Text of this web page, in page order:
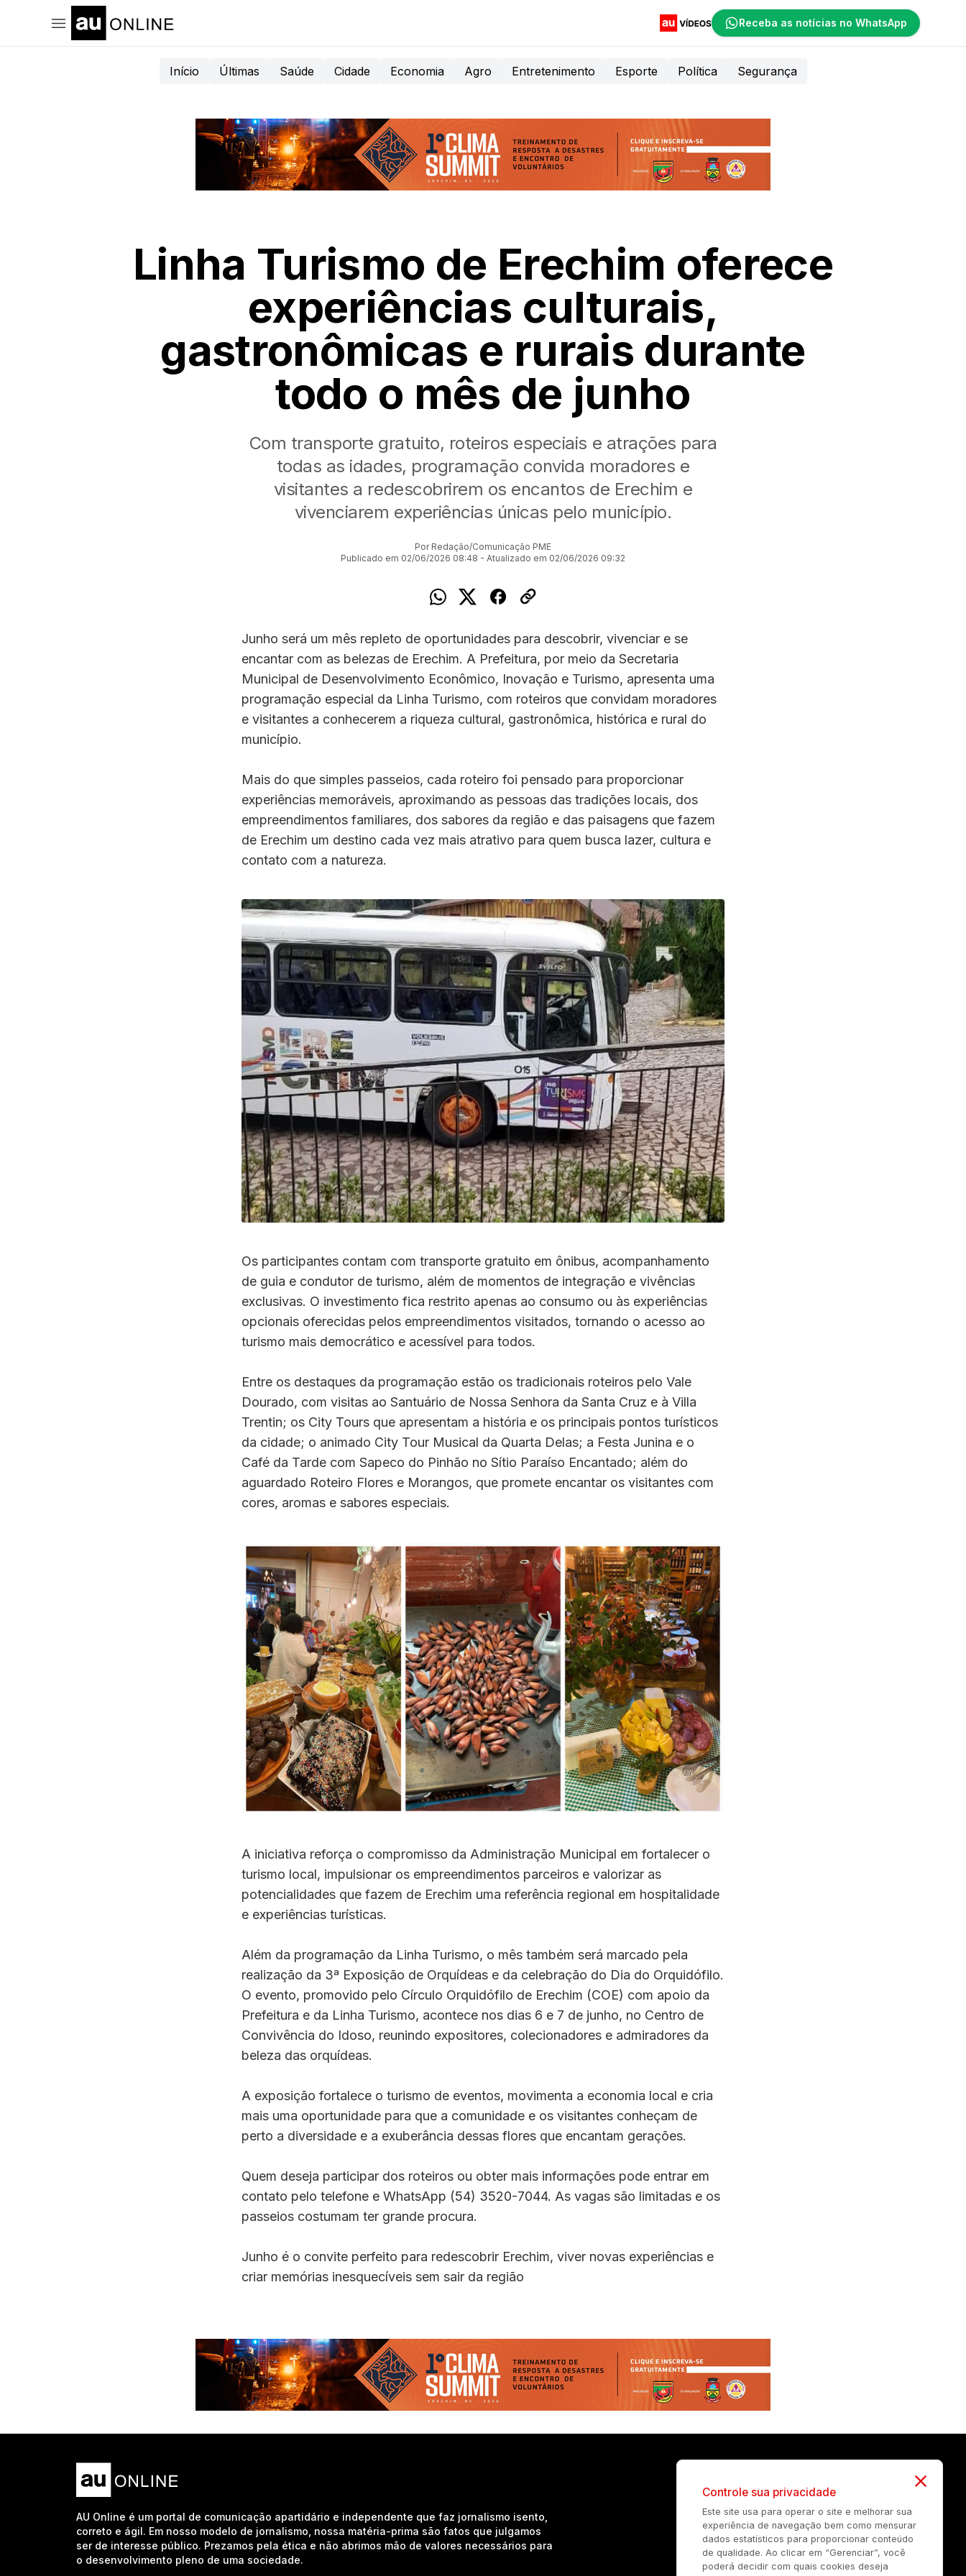
Receba as notícias no WhatsApp
Início Últimas Saúde Cidade Economia Agro Entretenimento Esporte Política Segurança
Linha Turismo de Erechim oferece
experiências culturais,
gastronômicas e rurais durante
todo o mês de junho
Com transporte gratuito, roteiros especiais e atrações para
todas as idades, programação convida moradores e
visitantes a redescobrirem os encantos de Erechim e
vivenciarem experiências únicas pelo município.
Por Redação/Comunicação PME
Publicado em 02/06/2026 08:48 - Atualizado em 02/06/2026 09:32
Junho será um mês repleto de oportunidades para descobrir, vivenciar e se
encantar com as belezas de Erechim. A Prefeitura, por meio da Secretaria
Municipal de Desenvolvimento Econômico, Inovação e Turismo, apresenta uma
programação especial da Linha Turismo, com roteiros que convidam moradores
e visitantes a conhecerem a riqueza cultural, gastronômica, histórica e rural do
município.
Mais do que simples passeios, cada roteiro foi pensado para proporcionar
experiências memoráveis, aproximando as pessoas das tradições locais, dos
empreendimentos familiares, dos sabores da região e das paisagens que fazem
de Erechim um destino cada vez mais atrativo para quem busca lazer, cultura e
contato com a natureza.
Os participantes contam com transporte gratuito em ônibus, acompanhamento
de guia e condutor de turismo, além de momentos de integração e vivências
exclusivas. O investimento fica restrito apenas ao consumo ou às experiências
opcionais oferecidas pelos empreendimentos visitados, tornando o acesso ao
turismo mais democrático e acessível para todos.
Entre os destaques da programação estão os tradicionais roteiros pelo Vale
Dourado, com visitas ao Santuário de Nossa Senhora da Santa Cruz e à Villa
Trentin; os City Tours que apresentam a história e os principais pontos turísticos
da cidade; o animado City Tour Musical da Quarta Delas; a Festa Junina e o
Café da Tarde com Sapeco do Pinhão no Sítio Paraíso Encantado; além do
aguardado Roteiro Flores e Morangos, que promete encantar os visitantes com
cores, aromas e sabores especiais.
A iniciativa reforça o compromisso da Administração Municipal em fortalecer o
turismo local, impulsionar os empreendimentos parceiros e valorizar as
potencialidades que fazem de Erechim uma referência regional em hospitalidade
e experiências turísticas.
Além da programação da Linha Turismo, o mês também será marcado pela
realização da 3ª Exposição de Orquídeas e da celebração do Dia do Orquidófilo.
O evento, promovido pelo Círculo Orquidófilo de Erechim (COE) com apoio da
Prefeitura e da Linha Turismo, acontece nos dias 6 e 7 de junho, no Centro de
Convivência do Idoso, reunindo expositores, colecionadores e admiradores da
beleza das orquídeas.
A exposição fortalece o turismo de eventos, movimenta a economia local e cria
mais uma oportunidade para que a comunidade e os visitantes conheçam de
perto a diversidade e a exuberância dessas flores que encantam gerações.
Quem deseja participar dos roteiros ou obter mais informações pode entrar em
contato pelo telefone e WhatsApp (54) 3520-7044. As vagas são limitadas e os
passeios costumam ter grande procura.
Junho é o convite perfeito para redescobrir Erechim, viver novas experiências e
criar memórias inesquecíveis sem sair da região
AU Online é um portal de comunicação apartidário e independente que faz jornalismo isento,
correto e ágil. Em nosso modelo de jornalismo, nossa matéria-prima são fatos que julgamos
ser de interesse público. Prezamos pela ética e não abrimos mão de valores necessários para
o desenvolvimento pleno de uma sociedade.
Controle sua privacidade
Este site usa para operar o site e melhorar sua
experiência de navegação bem como mensurar
dados estatísticos para proporcionar conteúdo
de qualidade. Ao clicar em “Gerenciar”, você
poderá decidir com quais cookies deseja